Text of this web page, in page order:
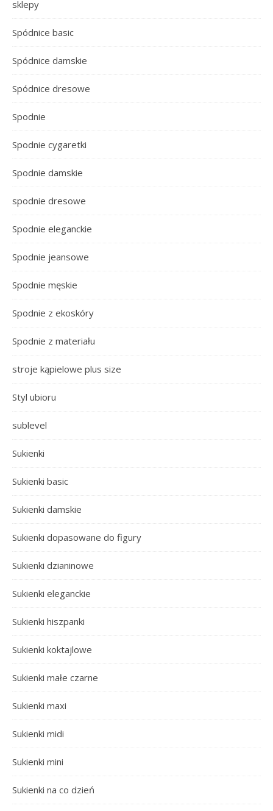
sklepy
Spódnice basic
Spódnice damskie
Spódnice dresowe
Spodnie
Spodnie cygaretki
Spodnie damskie
spodnie dresowe
Spodnie eleganckie
Spodnie jeansowe
Spodnie męskie
Spodnie z ekoskóry
Spodnie z materiału
stroje kąpielowe plus size
Styl ubioru
sublevel
Sukienki
Sukienki basic
Sukienki damskie
Sukienki dopasowane do figury
Sukienki dzianinowe
Sukienki eleganckie
Sukienki hiszpanki
Sukienki koktajlowe
Sukienki małe czarne
Sukienki maxi
Sukienki midi
Sukienki mini
Sukienki na co dzień